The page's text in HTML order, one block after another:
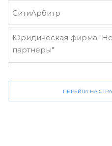
СитиАрбитр
Юридическая фирма
партнеры"
ПЕРЕЙТИ НА